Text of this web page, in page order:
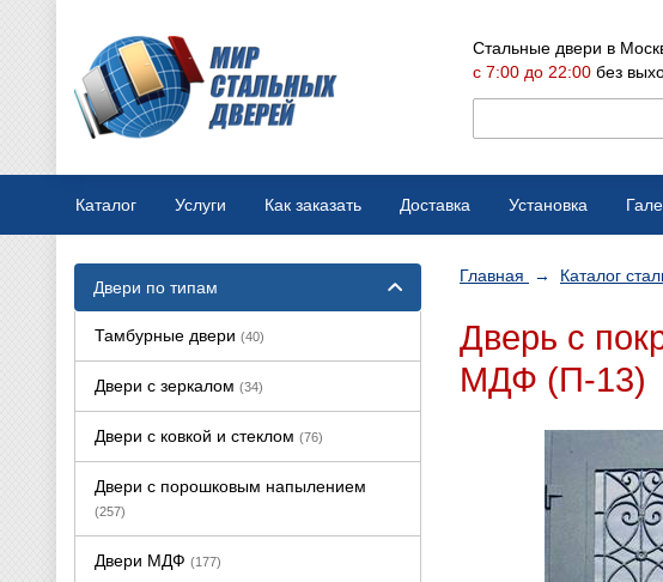
Стальные двери в
с 7:00 до 22:00 без
Каталог Услуги Как заказать Доставка Установка
Главная → Каталог
Дверь с
МДФ (П-13)
Двери по типам
Тамбурные двери (40)
Двери с зеркалом (34)
Двери с ковкой и стеклом (76)
Двери с порошковым напылением
(257)
Двери МДФ (177)